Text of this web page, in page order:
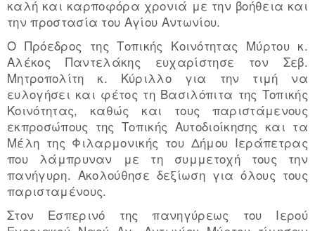
καλή και καρποφόρα χρονιά με την βοήθεια και
την προστασία του Αγίου Αντωνίου.
Ο Πρόεδρος της Τοπικής Κοινότητας Μύρτου κ.
Αλέκος Παντελάκης ευχαρίστησε τον Σεβ.
Μητροπολίτη κ. Κύριλλο για την τιμή να
ευλογήσει και φέτος τη Βασιλόπιτα της Τοπικής
Κοινότητας, καθώς και τους παριστάμενους
εκπροσώπους της Τοπικής Αυτοδιοίκησης και τα
Μέλη της Φιλαρμονικής του Δήμου Ιεράπετρας
που λάμπρυναν με τη συμμετοχή τους την
πανήγυρη. Ακολούθησε δεξίωση για όλους τους
παρισταμένους.
Στον Εσπερινό της πανηγύρεως του Ιερού